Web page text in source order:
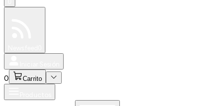
0 Carrito